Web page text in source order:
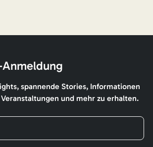
spannende Stories, Informationen
und mehr zu erhalten.